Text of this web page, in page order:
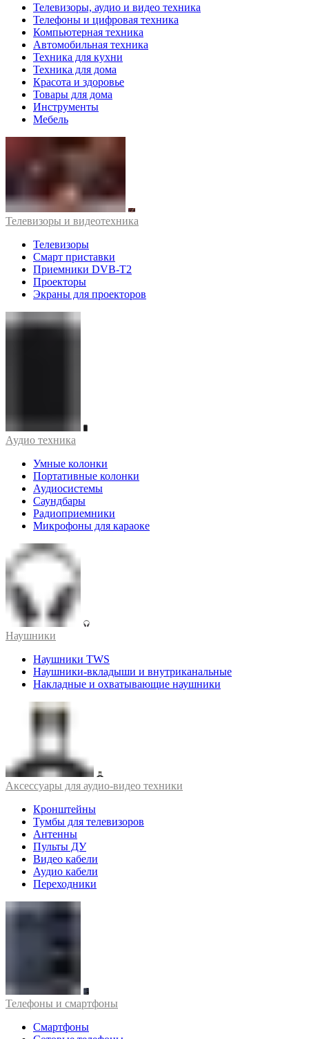
Телевизоры, аудио и видео техника
Телефоны и цифровая техника
Компьютерная техника
Автомобильная техника
Техника для кухни
Техника для дома
Красота и здоровье
Товары для дома
Инструменты
Мебель
Телевизоры и видеотехника
Телевизоры
Смарт приставки
Приемники DVB-T2
Проекторы
Экраны для проекторов
Аудио техника
Умные колонки
Портативные колонки
Аудиосистемы
Саундбары
Радиоприемники
Микрофоны для караоке
Наушники
Наушники TWS
Наушники-вкладыши и внутриканальные
Накладные и охватывающие наушники
Аксессуары для аудио-видео техники
Кронштейны
Тумбы для телевизоров
Антенны
Пульты ДУ
Видео кабели
Аудио кабели
Переходники
Телефоны и смартфоны
Смартфоны